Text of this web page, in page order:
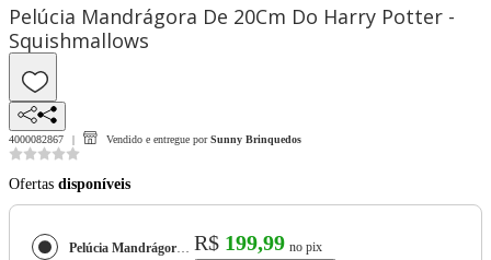
Pelúcia Mandrágora De 20Cm Do Harry Potter -
Squishmallows
4000082867 Vendido e entregue por Sunny Brinquedos
Ofertas disponíveis
Pelúcia Mandrágora De 20Cm Do Harry Potter - Squishmallows R$ 199,99 no pix